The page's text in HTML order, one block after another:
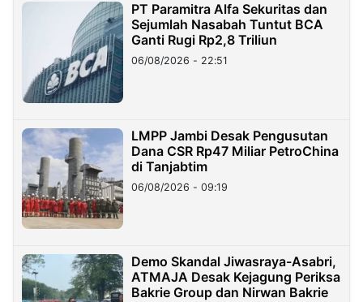
PT Paramitra Alfa Sekuritas dan
Sejumlah Nasabah Tuntut BCA
Ganti Rugi Rp2,8 Triliun
06/08/2026 - 22:51
LMPP Jambi Desak Pengusutan
Dana CSR Rp47 Miliar PetroChina
di Tanjabtim
06/08/2026 - 09:19
Demo Skandal Jiwasraya-Asabri,
ATMAJA Desak Kejagung Periksa
Bakrie Group dan Nirwan Bakrie